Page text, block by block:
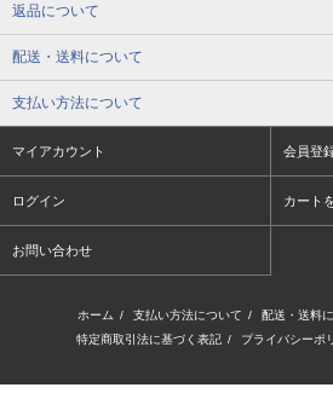
返品について
配送・送料について
支払い方法について
マイアカウント 会員登
ログイン カート
お問い合わせ
ホーム / 支払い方法について / 配送・送料
特定商取引法に基づく表記 / プライバシーポ